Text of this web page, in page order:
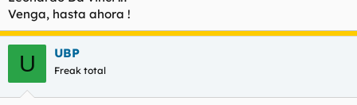
Venga, hasta ahora !
U UBP
Freak total